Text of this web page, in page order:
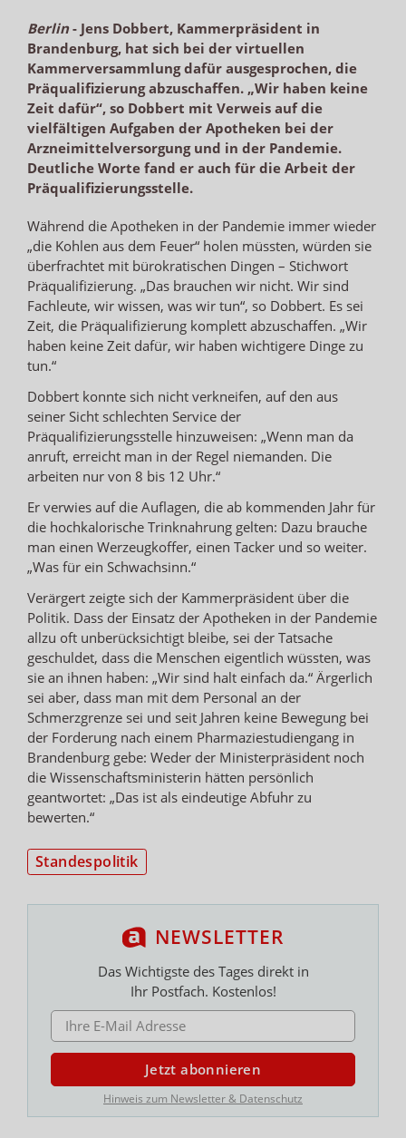
Berlin- Jens Dobbert, Kammerpräsident in
Brandenburg, hat sich bei der virtuellen
Kammerversammlung dafür ausgesprochen, die
Präqualifizierung abzuschaffen. „Wir haben keine
Zeit dafür“, so Dobbert mit Verweis auf die
vielfältigen Aufgaben der Apotheken bei der
Arzneimittelversorgung und in der Pandemie.
Deutliche Worte fand er auch für die Arbeit der
Präqualifizierungsstelle.
Während die Apotheken in der Pandemie immer wieder
„die Kohlen aus dem Feuer“ holen müssten, würden sie
überfrachtet mit bürokratischen Dingen – Stichwort
Präqualifizierung. „Das brauchen wir nicht. Wir sind
Fachleute, wir wissen, was wir tun“, so Dobbert. Es sei
Zeit, die Präqualifizierung komplett abzuschaffen. „Wir
haben keine Zeit dafür, wir haben wichtigere Dinge zu
tun.“
Dobbert konnte sich nicht verkneifen, auf den aus
seiner Sicht schlechten Service der
Präqualifizierungsstelle hinzuweisen: „Wenn man da
anruft, erreicht man in der Regel niemanden. Die
arbeiten nur von 8 bis 12 Uhr.“
Er verwies auf die Auflagen, die ab kommenden Jahr für
die hochkalorische Trinknahrung gelten: Dazu brauche
man einen Werzeugkoffer, einen Tacker und so weiter.
„Was für ein Schwachsinn.“
Verärgert zeigte sich der Kammerpräsident über die
Politik. Dass der Einsatz der Apotheken in der Pandemie
allzu oft unberücksichtigt bleibe, sei der Tatsache
geschuldet, dass die Menschen eigentlich wüssten, was
sie an ihnen haben: „Wir sind halt einfach da.“ Ärgerlich
sei aber, dass man mit dem Personal an der
Schmerzgrenze sei und seit Jahren keine Bewegung bei
der Forderung nach einem Pharmaziestudiengang in
Brandenburg gebe: Weder der Ministerpräsident noch
die Wissenschaftsministerin hätten persönlich
geantwortet: „Das ist als eindeutige Abfuhr zu
bewerten.“
Standespolitik
NEWSLETTER
Das Wichtigste des Tages direkt in
Ihr Postfach. Kostenlos!
E-MAIL ADRESSE
Jetzt abonnieren
Hinweis zum Newsletter & Datenschutz